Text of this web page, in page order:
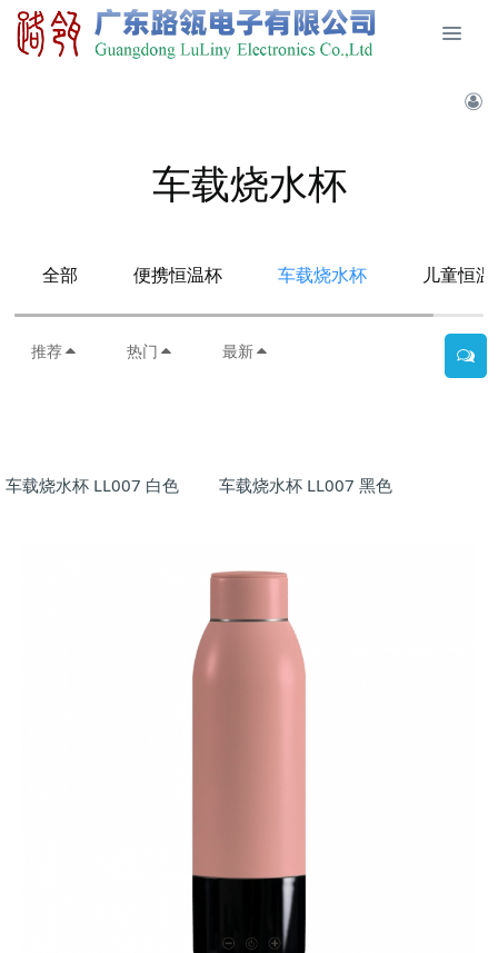
车载烧水杯
全部 便携恒温杯 车载烧水杯 儿童恒
推荐 热门 最新
车载烧水杯 LL007 白色 车载烧水杯 LL007 黑色